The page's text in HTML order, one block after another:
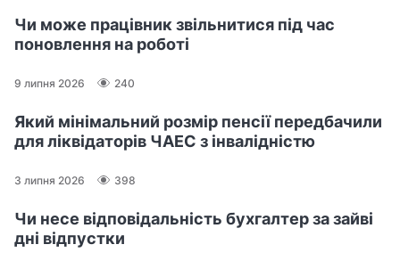
Чи може працівник звільнитися під час
поновлення на роботі
9 липня 2026 240
Який мінімальний розмір пенсії передбачили
для ліквідаторів ЧАЕС з інвалідністю
3 липня 2026 398
Чи несе відповідальність бухгалтер за зайві
дні відпустки